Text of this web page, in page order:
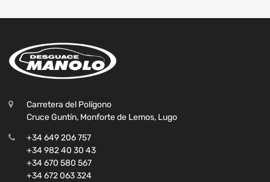
Carretera del Polígono
Cruce Guntín, Monforte de Lemos, Lugo
+34 649 206 757
+34 982 40 30 43
+34 670 580 567
+34 672 063 324